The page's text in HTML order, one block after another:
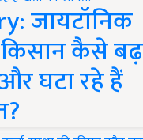
जायटॉनिक
कैसे
घटा रहे हैं